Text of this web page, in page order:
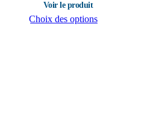
Choix des optionsCe